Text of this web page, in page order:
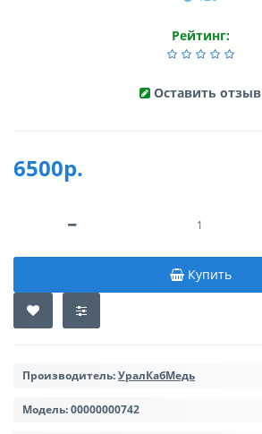
Рейтинг:
Оставить отзыв
6500р.
Купить
Производитель:УралКабМедь
Модель:00000000742